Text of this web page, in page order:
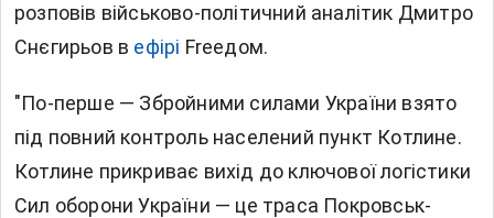
розповів військово-політичний аналітик Дмитро
Снєгирьов в ефірі Freeдом.
"По-перше — Збройними силами України взято
під повний контроль населений пункт Котлине.
Котлине прикриває вихід до ключової логістики
Сил оборони України — це траса Покровськ-